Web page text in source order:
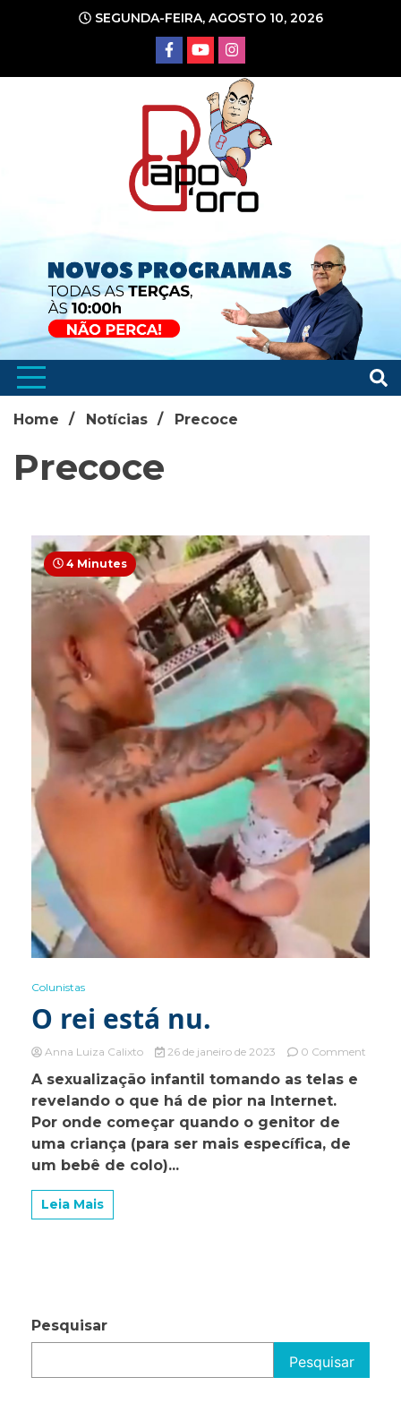
conteúdo
SEGUNDA-FEIRA, AGOSTO 10, 2026
Home Notícias Precoce
Precoce
4 Minutes
Colunistas
O rei está nu.
Anna Luiza Calixto 26 de janeiro de 2023 0 Commenton
A sexualização infantil tomando as telas e
revelando o que há de pior na Internet.
Por onde começar quando o genitor de
uma criança (para ser mais específica, de
um bebê de colo)...
Leia Mais
Pesquisar
Pesquisar